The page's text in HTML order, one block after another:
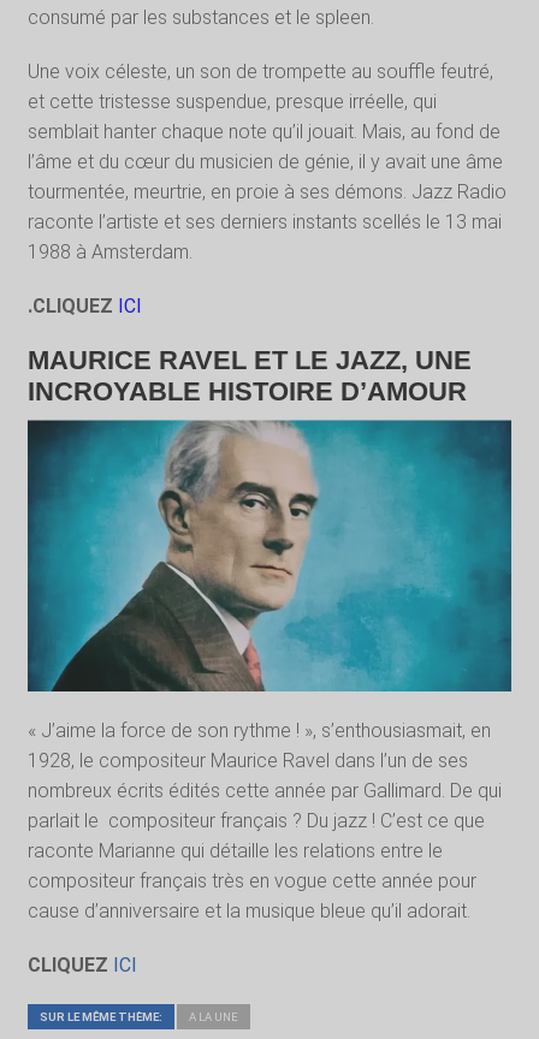
consumé par les substances et le spleen.
Une voix céleste, un son de trompette au souffle feutré,
et cette tristesse suspendue, presque irréelle, qui
semblait hanter chaque note qu’il jouait. Mais, au fond de
l’âme et du cœur du musicien de génie, il y avait une âme
tourmentée, meurtrie, en proie à ses démons. Jazz Radio
raconte l’artiste et ses derniers instants scellés le 13 mai
1988 à Amsterdam.
.CLIQUEZ ICI
MAURICE RAVEL ET LE JAZZ, UNE
INCROYABLE HISTOIRE D’AMOUR
« J’aime la force de son rythme ! », s’enthousiasmait, en
1928, le compositeur Maurice Ravel dans l’un de ses
nombreux écrits édités cette année par Gallimard. De qui
parlait le compositeur français ? Du jazz ! C’est ce que
raconte Marianne qui détaille les relations entre le
compositeur français très en vogue cette année pour
cause d’anniversaire et la musique bleue qu’il adorait.
CLIQUEZ ICI
SUR LE MÊME THÈME: A LA UNE